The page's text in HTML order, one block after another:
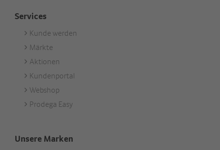
Services
Footer
Services
Kunde werden
Märkte
Aktionen
Kundenportal
Webshop
Prodega Easy
Unsere Marken